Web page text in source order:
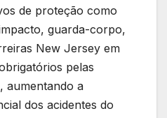
de proteção como
guarda-corpo,
New Jersey em
pelas
aumentando a
dos acidentes do